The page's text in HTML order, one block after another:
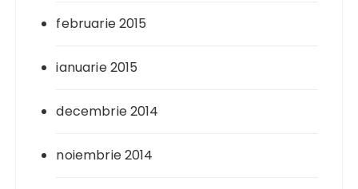
februarie 2015
ianuarie 2015
decembrie 2014
noiembrie 2014